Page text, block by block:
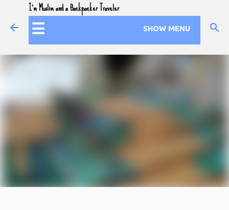
Skip to main content
I'm Muslim and a Backpacker Traveler
☰ SHOW MENU